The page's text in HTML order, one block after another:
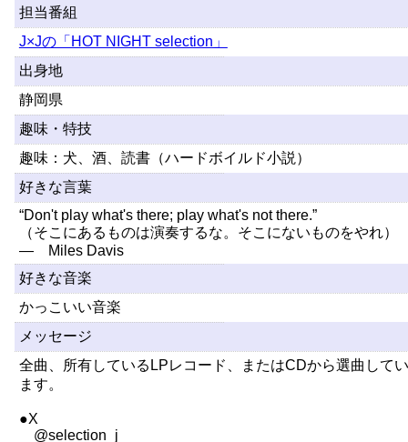
担当番組
J×Jの「HOT NIGHT selection」
出身地
静岡県
趣味・特技
趣味：犬、酒、読書（ハードボイルド小説）
好きな言葉
“Don't play what's there; play what's not there.”
（そこにあるものは演奏するな。そこにないものをやれ）
― Miles Davis
好きな音楽
かっこいい音楽
メッセージ
全曲、所有しているLPレコード、またはCDから選曲してい
ます。
●X
@selection_j